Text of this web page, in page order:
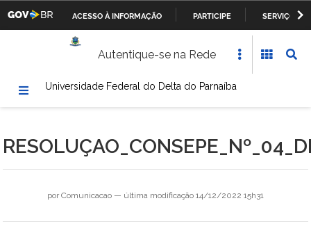
PARA
CONTEÚDO
ACESSO À INFORMAÇÃO PARTICIPE
SERVIÇOS
Ministério da Defesa
Ministério dos Transportes, Portos e Aviação Civil
Autentique-se na Rede
Universidade Federal do Delta do Parnaíba
porComunicacao — última modificação 14/12/2022 15h31